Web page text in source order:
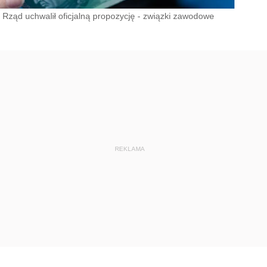
uchwalił oficjalną propozycję - związki zawodowe